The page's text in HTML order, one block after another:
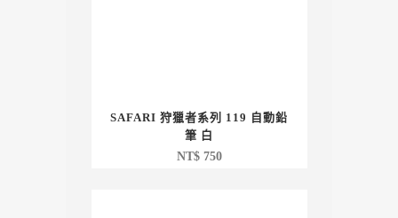
SAFARI 狩獵者系列 119 自動鉛
筆 白
NT$750